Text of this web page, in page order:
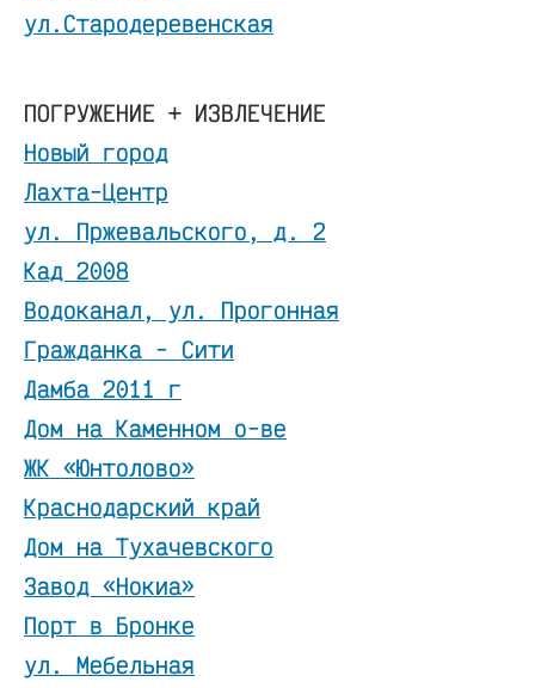
ул.Стародеревенская
ПОГРУЖЕНИЕ + ИЗВЛЕЧЕНИЕ
Новый город
Лахта-Центр
ул. Пржевальского, д. 2
Кад 2008
Водоканал, ул. Прогонная
Гражданка - Сити
Дамба 2011 г
Дом на Каменном о-ве
ЖК «Юнтолово»
Краснодарский край
Дом на Тухачевского
Завод «Нокиа»
Порт в Бронке
ул. Мебельная